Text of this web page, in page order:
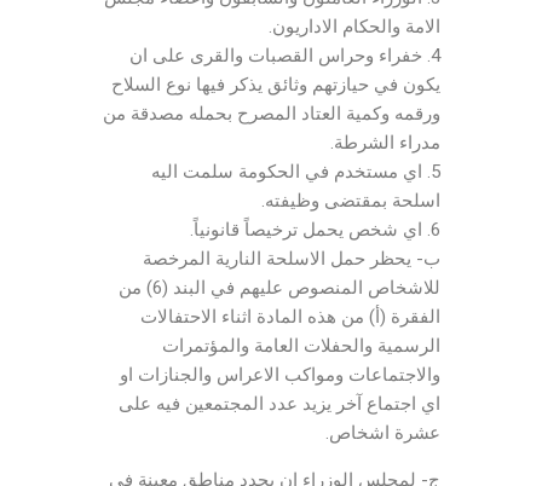
الامة والحكام الاداريون.
4. خفراء وحراس القصبات والقرى على ان
يكون في حيازتهم وثائق يذكر فيها نوع السلاح
ورقمه وكمية العتاد المصرح بحمله مصدقة من
مدراء الشرطة.
5. اي مستخدم في الحكومة سلمت اليه
اسلحة بمقتضى وظيفته.
6. اي شخص يحمل ترخيصاً قانونياً.
ب- يحظر حمل الاسلحة النارية المرخصة
للاشخاص المنصوص عليهم في البند (6) من
الفقرة (أ) من هذه المادة اثناء الاحتفالات
الرسمية والحفلات العامة والمؤتمرات
والاجتماعات ومواكب الاعراس والجنازات او
اي اجتماع آخر يزيد عدد المجتمعين فيه على
عشرة اشخاص.
ج- لمجلس الوزراء ان يحدد مناطق معينة في